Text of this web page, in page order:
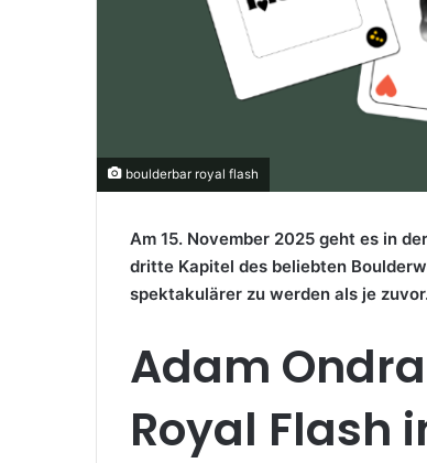
boulderbar royal flash
Am 15. November 2025 geht es in
dritte Kapitel des beliebten
spektakulärer zu werden als je
Adam
Royal Flash